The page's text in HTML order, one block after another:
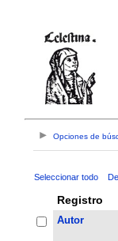
Opciones de
Seleccionar todo
Registro
Autor